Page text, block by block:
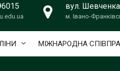
вул.
м. Івано-
МІЖНАРОДНА